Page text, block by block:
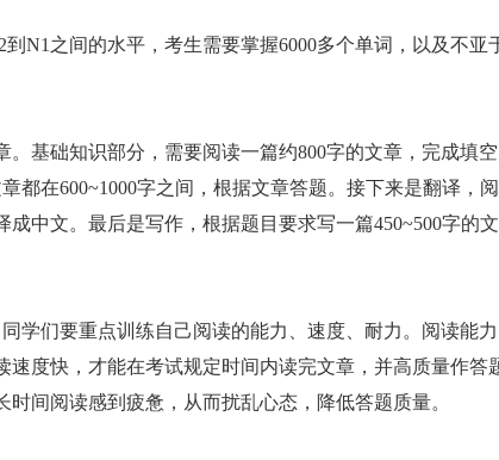
N1之间的水平，考生需要掌握6000多个单词，以及不亚
基础知识部分，需要阅读一篇约800字的文章，完成填空
都在600~1000字之间，根据文章答题。接下来是翻译，
中文。最后是写作，根据题目要求写一篇450~500字的文
学们要重点训练自己阅读的能力、速度、耐力。阅读能力
度快，才能在考试规定时间内读完文章，并高质量作答
间阅读感到疲惫，从而扰乱心态，降低答题质量。